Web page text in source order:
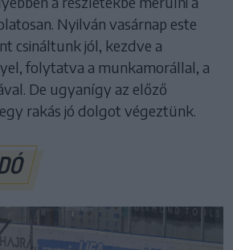
Nyilván vasárnap este
csináltunk jól, kezdve a
folytatva a munkamorállal, a
De ugyanígy az előző
rakás jó dolgot végeztünk.